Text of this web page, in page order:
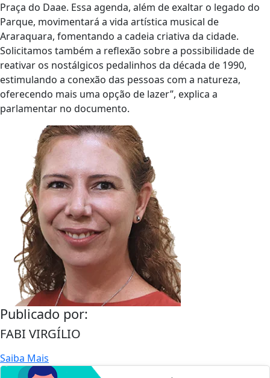
Praça do Daae. Essa agenda, além de exaltar o legado do
Parque, movimentará a vida artística musical de
Araraquara, fomentando a cadeia criativa da cidade.
Solicitamos também a reflexão sobre a possibilidade de
reativar os nostálgicos pedalinhos da década de 1990,
estimulando a conexão das pessoas com a natureza,
oferecendo mais uma opção de lazer”, explica a
parlamentar no documento.
Publicado por:
FABI VIRGÍLIO
Saiba Mais